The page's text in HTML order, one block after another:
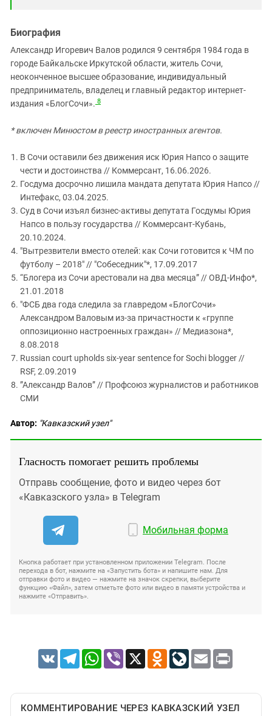
Биография
Александр Игоревич Валов родился 9 сентября 1984 года в
городе Байкальске Иркутской области, житель Сочи,
неоконченное высшее образование, индивидуальный
предприниматель, владелец и главный редактор интернет-
издания «БлогСочи». 8
*включен Минюстом в реестр иностранных агентов.
В Сочи оставили без движения иск Юрия Напсо о защите
чести и достоинства // Коммерсант, 16.06.2026.
Госдума досрочно лишила мандата депутата Юрия Напсо //
Интефакс, 03.04.2025.
Суд в Сочи изъял бизнес-активы депутата Госдумы Юрия
Напсо в пользу государства // Коммерсант-Кубань,
20.10.2024.
"Вытрезвители вместо отелей: как Сочи готовится к ЧМ по
футболу – 2018" // "Собеседник"*, 17.09.2017
“Блогера из Сочи арестовали на два месяца” // ОВД-Инфо*,
21.01.2018
"ФСБ два года следила за главредом «БлогСочи»
Александром Валовым из-за причастности к «группе
оппозиционно настроенных граждан» // Медиазона*,
8.08.2018
Russian court upholds six-year sentence for Sochi blogger //
RSF, 2.09.2019
”Александр Валов” // Профсоюз журналистов и работников
СМИ
Автор: "Кавказский узел"
Гласность помогает решить проблемы
Отправь сообщение, фото и видео через бот
«Кавказского узла» в Telegram
Мобильная форма
Кнопка работает при установленном приложении Telegram. После
перехода в бот, нажмите на «Запустить бота» и напишите нам. Для
отправки фото и видео — нажмите на значок скрепки, выберите
функцию «Файл», затем отметьте фото или видео в памяти устройства и
нажмите «Отправить».
VK TelegramWhatsApp
Viber X Odnoklassniki
LiveJournal
Email Print
КОММЕНТИРОВАНИЕ ЧЕРЕЗ КАВКАЗСКИЙ УЗЕЛ